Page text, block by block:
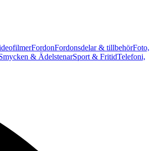
FordonFordonsdelar & tillbehörFoto,
& ÄdelstenarSport & FritidTelefoni,